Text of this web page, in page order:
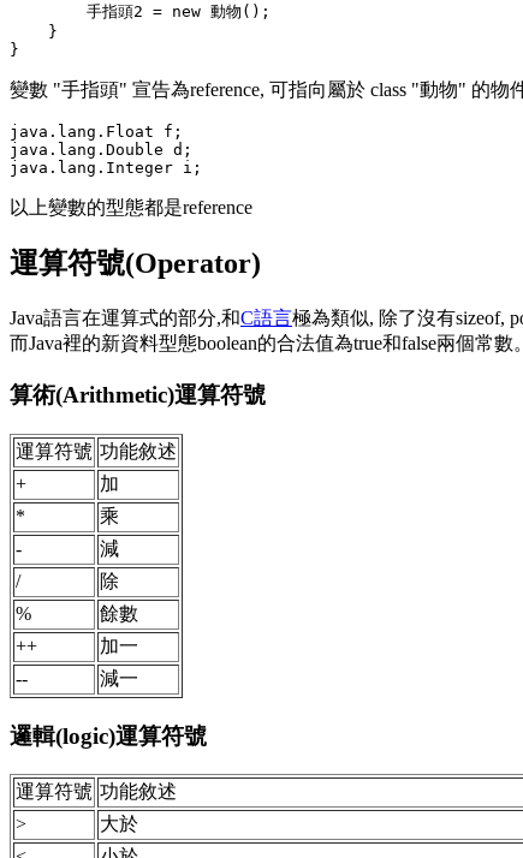
        手指頭2 = new 動物();
    }
變數 "手指頭" 宣告為reference, 可指向屬於 class "動物" 的
java.lang.Float f;
java.lang.Double d;
以上變數的型態都是reference
運算符號(Operator)
Java語言在運算式的部分,和C語言極為類似, 除了沒有sizeof,
而Java裡的新資料型態boolean的合法值為true和false兩個常數。
算術(Arithmetic)運算符號
運算符號 功能敘述
+
加
*
乘
-
減
/
除
%
餘數
++
加一
--
減一
邏輯(logic)運算符號
運算符號 功能敘述
>
大於